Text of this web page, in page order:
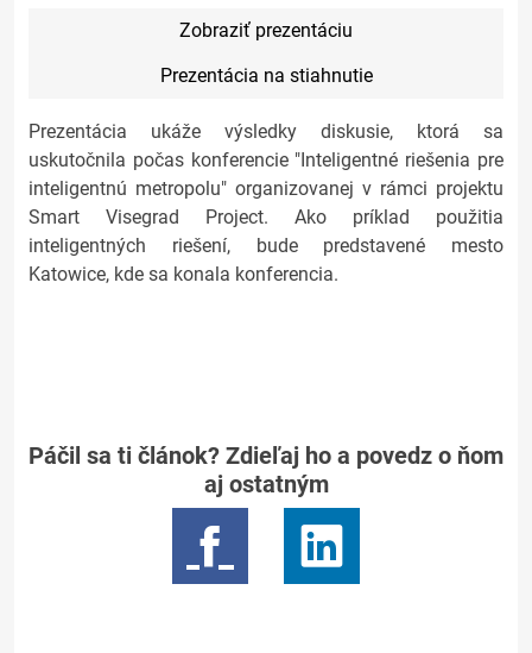
Zobraziť prezentáciu
Prezentácia na stiahnutie
Prezentácia ukáže výsledky diskusie, ktorá sa
uskutočnila počas konferencie "Inteligentné riešenia pre
inteligentnú metropolu" organizovanej v rámci projektu
Smart Visegrad Project. Ako príklad použitia
inteligentných riešení, bude predstavené mesto
Katowice, kde sa konala konferencia.
Páčil sa ti článok? Zdieľaj ho a povedz o ňom
aj ostatným